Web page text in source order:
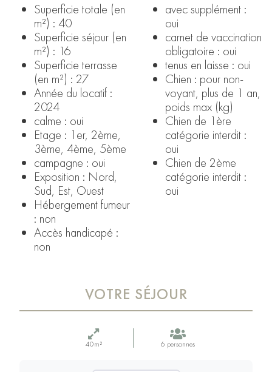
Superficie totale (en
m²) : 40
Superficie séjour (en
m²) : 16
Superficie terrasse
(en m²) : 27
Année du locatif :
2024
calme : oui
Etage : 1er, 2ème,
3ème, 4ème, 5ème
campagne : oui
Exposition : Nord,
Sud, Est, Ouest
Hébergement fumeur
: non
Accès handicapé :
non
avec supplément :
oui
carnet de vaccination
obligatoire : oui
tenus en laisse : oui
Chien : pour non-
voyant, plus de 1 an,
poids max (kg)
Chien de 1ère
catégorie interdit :
oui
Chien de 2ème
catégorie interdit :
oui
VOTRE SÉJOUR
40m² 6 personnes